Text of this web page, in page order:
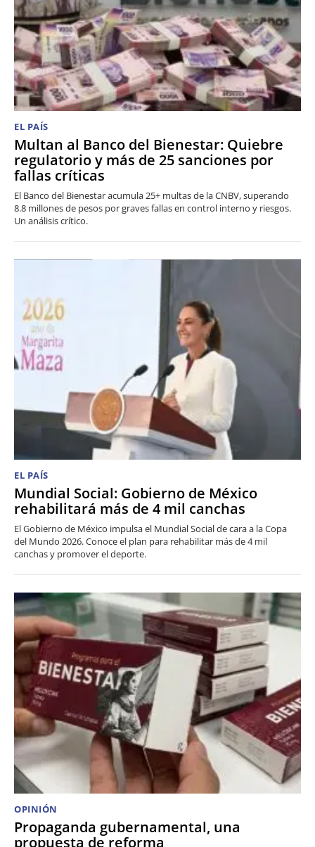
EL PAÍS
Multan al Banco del Bienestar: Quiebre
regulatorio y más de 25 sanciones por
fallas críticas
El Banco del Bienestar acumula 25+ multas de la CNBV, superando
8.8 millones de pesos por graves fallas en control interno y riesgos.
Un análisis crítico.
EL PAÍS
Mundial Social: Gobierno de México
rehabilitará más de 4 mil canchas
El Gobierno de México impulsa el Mundial Social de cara a la Copa
del Mundo 2026. Conoce el plan para rehabilitar más de 4 mil
canchas y promover el deporte.
OPINIÓN
Propaganda gubernamental, una
propuesta de reforma